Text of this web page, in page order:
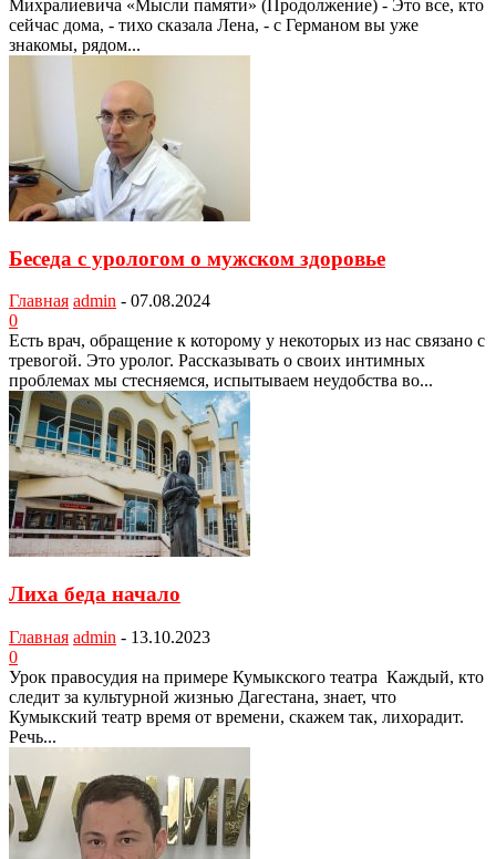
Михралиевича «Мысли памяти» (Продолжение) - Это все, кто
сейчас дома, - тихо сказала Лена, - с Германом вы уже
знакомы, рядом...
Беседа с урологом о мужском здоровье
Главная admin - 07.08.2024
0
Есть врач, обращение к которому у некоторых из нас связано с
тревогой. Это уролог. Рассказывать о своих интимных
проблемах мы стесняемся, испытываем неудобства во...
Лиха беда начало
Главная admin - 13.10.2023
0
Урок правосудия на примере Кумыкского театра Каждый, кто
следит за культурной жизнью Дагестана, знает, что
Кумыкский театр время от времени, скажем так, лихорадит.
Речь...